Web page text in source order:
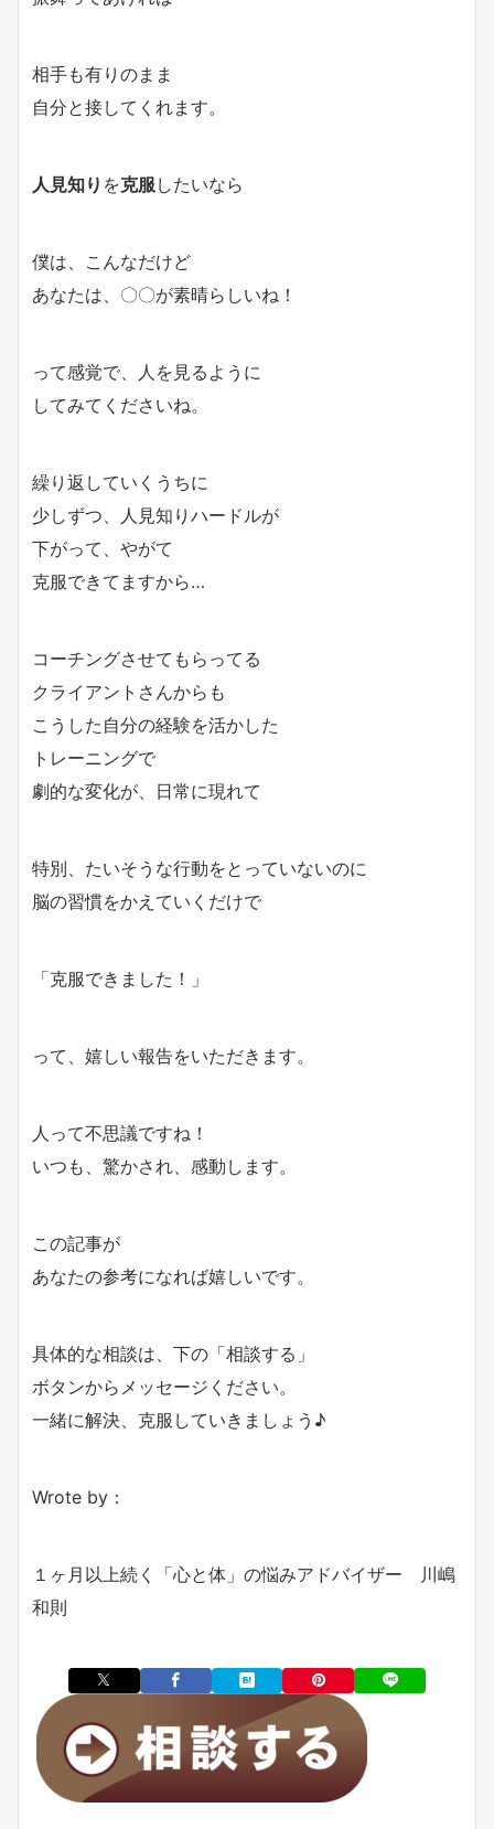
相手も有りのまま
自分と接してくれます。
人見知り を克服したいなら
僕は、こんなだけど
あなたは、〇〇が素晴らしいね！
って感覚で、人を見るように
してみてくださいね。
繰り返していく うちに
少しずつ、 人見知りハードルが
下がって 、やがて
克服できてますから…
コーチングさせてもらってる
クライアントさんからも
こうした自分の経験を活かした
トレーニングで
劇的な変化が、日常に現れて
特別、たいそうな行動をとっていないのに
脳の習慣をかえていくだけで
「克服できました！」
って、嬉しい報告をいただきます。
人って不思議ですね！
いつも、驚かされ、感動します。
この記事が
あなたの参考になれば嬉しいです。
具体的な相談は、下の「相談する」
ボタンからメッセージください。
一緒に解決、克服していきましょう♪
Wrote by：
１ヶ月以上続く「心と体」の悩みアドバイザー 川嶋
和則